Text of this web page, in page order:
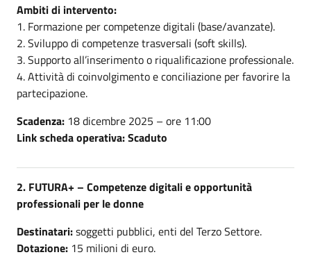
Ambiti di intervento:
1. Formazione per competenze digitali (base/avanzate).
2. Sviluppo di competenze trasversali (soft skills).
3. Supporto all’inserimento o riqualificazione professionale.
4. Attività di coinvolgimento e conciliazione per favorire la
partecipazione.
Scadenza: 18 dicembre 2025 – ore 11:00
Link scheda operativa: Scaduto
2. FUTURA+ – Competenze digitali e opportunità
professionali per le donne
Destinatari:soggetti pubblici, enti del Terzo Settore.
Dotazione: 15 milioni di euro.